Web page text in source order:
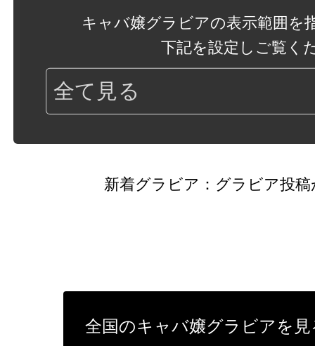
キャバ嬢グラビアの表示範囲を
下記を設定しご覧く
新着グラビア：グラビア投
全国のキャバ嬢グラビアを見